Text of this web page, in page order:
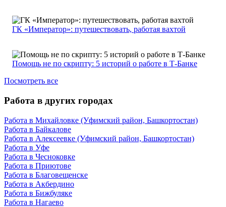
ГК «Император»: путешествовать, работая вахтой
Помощь не по скрипту: 5 историй о работе в Т-Банке
Посмотреть все
Работа в других городах
Работа в Михайловке (Уфимский район, Башкортостан)
Работа в Байкалове
Работа в Алексеевке (Уфимский район, Башкортостан)
Работа в Уфе
Работа в Чесноковке
Работа в Приютове
Работа в Благовещенске
Работа в Акбердино
Работа в Бижбуляке
Работа в Нагаево